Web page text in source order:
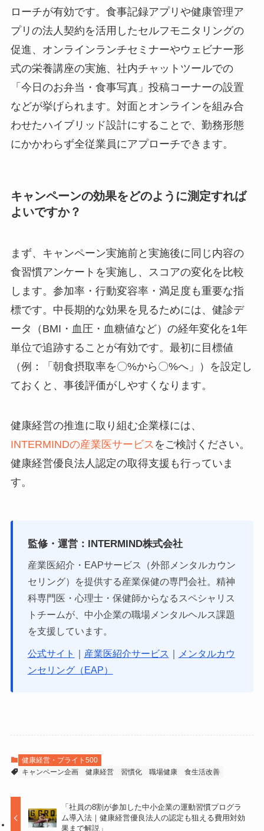
ローチが有効です。食事記録アプリや健康管理ア
プリの法人契約を活用したセルフモニタリングの
促進、オンラインランチセミナーやウェビナー形
式の栄養講座の実施、社内チャットツールでの
「今日のお弁当・食事写真」投稿コーナーの設置
などが挙げられます。対面とオンラインを組み合
わせたハイブリッド設計にすることで、勤務形態
にかかわらず全従業員にアプローチできます。
キャンペーンの効果をどのように測定すれば
よいですか？
まず、キャンペーン実施前と実施後に同じ内容の
食習慣アンケートを実施し、スコアの変化を比較
します。参加率・行動変容率・満足度も重要な指
標です。中長期的な効果を見るためには、健診デ
ータ（BMI・血圧・血糖値など）の経年変化を1年
単位で追跡することが有効です。最初に目標値
（例：「朝食摂取率を〇%から〇%へ」）を設定し
ておくと、事後評価がしやすくなります。
健康経営の推進に取り組む企業様には、
INTERMINDの産業医サービス をご検討ください。
健康経営優良法人認定の取得支援も行っていま
す。
監修・運営：INTERMIND株式会社
産業医紹介・EAPサービス（外部メンタルカウン
セリング）を提供する産業保健の専門会社。精神
科専門医・心理士・保健師からなるスペシャリス
トチームが、中小企業の職場メンタルヘルス課題
を支援しています。
公式サイト ｜ 産業医紹介サービス ｜
メンタルカウ
ンセリング（EAP）
健康経営・ブライト500
キャンペーン企画
健康経営 習慣化 職場健康 食生活改善
「社員の8割が参加した中小企業の運動習慣プログラ
ム導入法｜健康経営優良法人の認定も狙える費用対効
果まで解説」